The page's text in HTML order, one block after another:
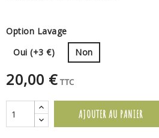
Option Lavage
Oui (+3 €)
Non
20,00 € TTC
AJOUTER AU PANIER